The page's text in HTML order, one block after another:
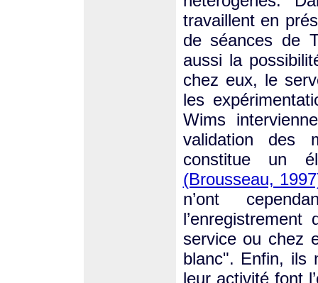
travaillent en
de séances de
aussi la
chez eux, le
les
Wims
validation des
constitue un
(Brousseau,
n’ont
service ou chez
blanc". Enfin, ils
leur activité font